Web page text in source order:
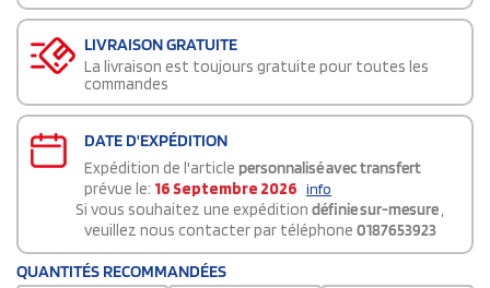
LIVRAISON GRATUITE
La livraison est toujours gratuite pour toutes les
commandes
DATE D'EXPÉDITION
Expédition de l'article personnalisé avec transfert
prévue le: 16 Septembre 2026 info
Si vous souhaitez une expédition définie sur-mesure,
veuillez nous contacter par téléphone 0187653923
QUANTITÉS RECOMMANDÉES